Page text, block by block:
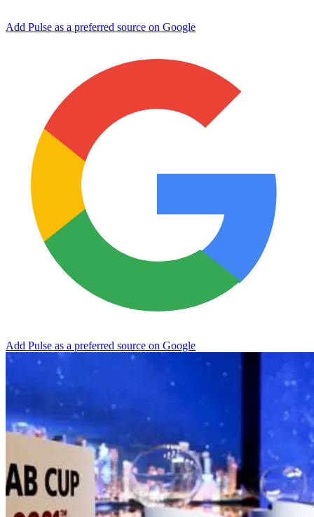
Add Pulse as a preferred source on Google
Add Pulse as a preferred source on Google